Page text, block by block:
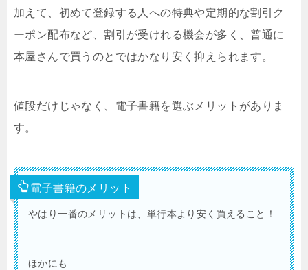
加えて、初めて登録する人への特典や定期的な割引ク
ーポン配布など、割引が受けれる機会が多く、普通に
本屋さんで買うのとではかなり安く抑えられます。
値段だけじゃなく、電子書籍を選ぶメリットがありま
す。
電子書籍のメリット
やはり一番のメリットは、単行本より安く買えること！
ほかにも